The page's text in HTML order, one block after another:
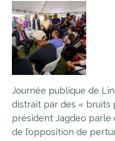
Journée publique de
distrait par des « bruits
président Jagdeo
de l’opposition de